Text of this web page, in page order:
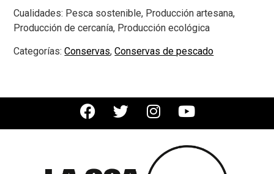
Cualidades: Pesca sostenible, Producción artesana,
Producción de cercanía, Producción ecológica
Categorías: Conservas,Conservas de pescado